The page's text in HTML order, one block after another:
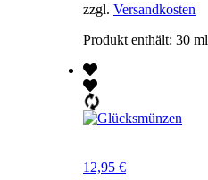
zzgl. Versandkosten
Produkt enthält: 30 ml
12,95 €